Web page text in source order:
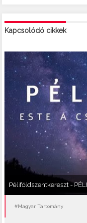
Kapcsolódó cikkek
Péliföldszentkereszt -
#Magyar Tartomány